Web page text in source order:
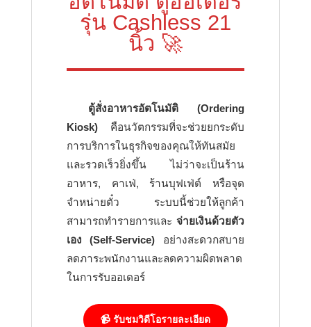
รุ่น Cashless 21
นิ้ว 🚀
ตู้สั่งอาหารอัตโนมัติ (Ordering
Kiosk)คือนวัตกรรมที่จะช่วยยกระดับ
การบริการในธุรกิจของคุณให้ทันสมัย
และรวดเร็วยิ่งขึ้น ไม่ว่าจะเป็นร้าน
อาหาร, คาเฟ่, ร้านบุฟเฟ่ต์ หรือจุด
จำหน่ายตั๋ว ระบบนี้ช่วยให้ลูกค้า
สามารถทำรายการและจ่ายเงินด้วยตัว
เอง (Self-Service) อย่างสะดวกสบาย
ลดภาระพนักงานและลดความผิดพลาด
ในการรับออเดอร์
📹 รับชมวิดีโอรายละเอียด